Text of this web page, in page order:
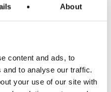
About
content and ads, to
to analyse our traffic.
your use of our site with
énergétique tout en
sécurité.
Lyon (Cité